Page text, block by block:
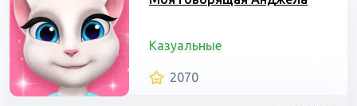
Казуальные
2070